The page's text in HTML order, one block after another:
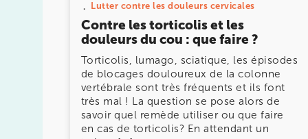
Lutter contre les douleurs cervicales
Contre les torticolis et les
douleurs du cou : que faire ?
Torticolis, lumago, sciatique, les épisodes
de blocages douloureux de la colonne
vertébrale sont très fréquents et ils font
très mal ! La question se pose alors de
savoir quel remède utiliser ou que faire
en cas de torticolis? En attendant un
IK PARIS 15 – SÉGUR
75015 Paris
75015 Paris
01 43 31 00 33
Prenez RDV sur
Prenez RDV sur